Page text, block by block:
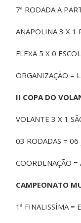
7ª RODADA A
ANAPOLINA 3 X 1
FLEXA 5 X 0
ORGANIZAÇÃO =
II COPA DO
VOLANTE 3 X 1
03 RODADAS = 06
COORDENAÇÃO
CAMPEONATO
1ª FINALISSÍMA =